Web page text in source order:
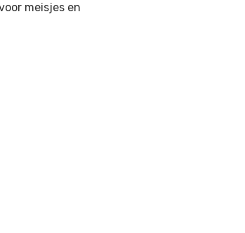
meisjes en